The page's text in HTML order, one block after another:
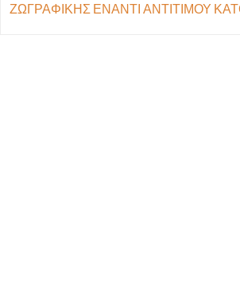
ΖΩΓΡΑΦΙΚΗΣ ΕΝΑΝΤΙ ΑΝΤΙΤΙΜΟΥ